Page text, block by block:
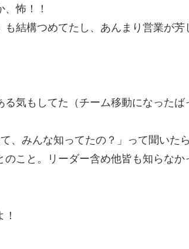
怖！！
結構つめてたし、あんまり営業が芳
気もしてた（チーム移動になった
、みんな知ってたの？」って聞いた
こと。リーダー含め他皆も知らな